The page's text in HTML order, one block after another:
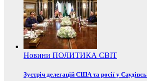
Новини ПОЛИТИКА СВІТ
Зустріч делегацій США та росії у